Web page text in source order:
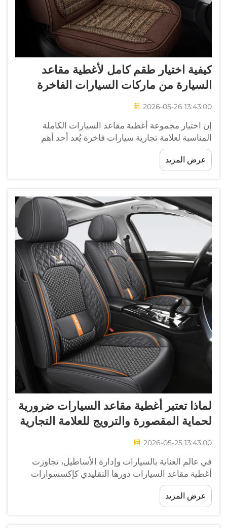
كيفية اختيار طقم كامل لأغطية مقاعد
السيارة من ماركات السيارات الفاخرة
2026-05-26 13:43:00
إن اختيار مجموعة أغطية مقاعد السيارات الكاملة
المناسبة لعلامة تجارية سيارات فاخرة يُعد أحد أهم
القرارات التي يمكن أن يتخذها المالك أو مدير الأسطول
لضمان حماية طويلة الأمد للتجهيزات الداخلية وتحقيق
الاتساق مع الهوية التجارية. فالمركبات الفاخرة مثل
عرض المزيد
لماذا تعتبر أغطية مقاعد السيارات ضرورية
لحماية المقصورة والترويج للعلامة التجارية
2026-05-25 13:43:00
في عالم العناية بالسيارات وإدارة الأساطيل، تجاوزت
أغطية مقاعد السيارات دورها التقليدي كإكسسوارات
بسيطة بكثير. فاليوم، تمثّل هذه الأغطية استثمارًا ذا معنى
في كلٍّ من عمر السيارة الافتراضي والعروض الاحترافية.
سواء...
عرض المزيد